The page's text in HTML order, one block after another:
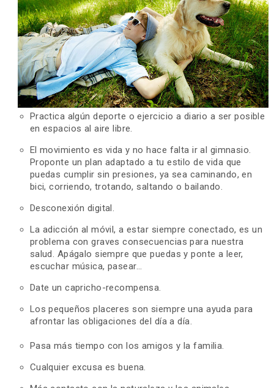
Practica algún deporte o ejercicio a diario a ser posible
en espacios al aire libre.
El movimiento es vida y no hace falta ir al gimnasio.
Proponte un plan adaptado a tu estilo de vida que
puedas cumplir sin presiones, ya sea caminando, en
bici, corriendo, trotando, saltando o bailando.
Desconexión digital.
La adicción al móvil, a estar siempre conectado, es un
problema con graves consecuencias para nuestra
salud. Apágalo siempre que puedas y ponte a leer,
escuchar música, pasear...
Date un capricho-recompensa.
Los pequeños placeres son siempre una ayuda para
afrontar las obligaciones del día a día.
Pasa más tiempo con los amigos y la familia.
Cualquier excusa es buena.